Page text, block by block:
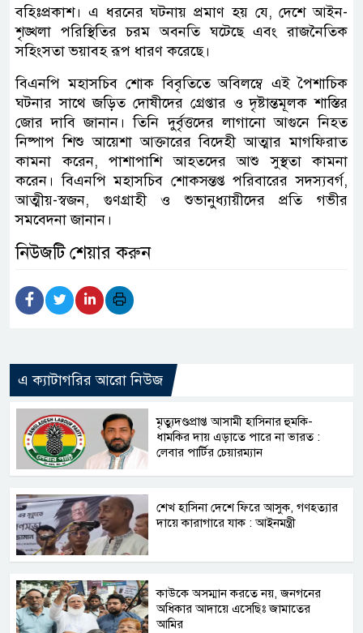
বহিঃপ্রকাশ। এ ধরনের ঘটনায় প্রমাণ হয় যে, দেশে আইন-
শৃঙ্খলা পরিস্থিতির চরম অবনতি ঘটেছে এবং রাজনৈতিক
সহিংসতা ভয়াবহ রূপ ধারণ করেছে।
বিএনপি মহাসচিব শোক বিবৃতিতে অবিলম্বে এই পৈশাচিক
ঘটনার সাথে জড়িত দোষীদের গ্রেপ্তার ও দৃষ্টান্তমূলক শাস্তির
জোর দাবি জানান। তিনি দুর্বৃত্তদের লাগানো আগুনে নিহত
নিষ্পাপ শিশু আয়েশা আক্তারের বিদেহী আত্মার মাগফিরাত
কামনা করেন, পাশাপাশি আহতদের আশু সুস্থতা কামনা
করেন। বিএনপি মহাসচিব শোকসন্তপ্ত পরিবারের সদস্যবর্গ,
আত্মীয়-স্বজন, গুণগ্রাহী ও শুভানুধ্যায়ীদের প্রতি গভীর
সমবেদনা জানান।
নিউজটি শেয়ার করুন
এ ক্যাটাগরির আরো নিউজ
মৃত্যুদণ্ডপ্রাপ্ত আসামী হাসিনার হুমকি-
ধামকির দায় এড়াতে পারে না ভারত :
লেবার পার্টির চেয়ারম্যান
শেখ হাসিনা দেশে ফিরে আসুক, গণহত্যার
দায়ে কারাগারে যাক : আইনমন্ত্রী
কাউকে অসম্মান করতে নয়, জনগনের
অধিকার আদায়ে এসেছিঃ জামাতের
আমির